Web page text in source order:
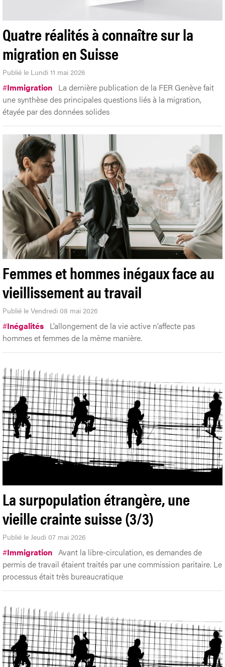
Quatre réalités à connaître sur la
migration en Suisse
Publié le Lundi 11 mai 2026
#Immigration La dernière publication de la FER Genève fait
une synthèse des principales questions liés à la migration,
étayée par des données solides
Femmes et hommes inégaux face au
vieillissement au travail
Publié le Vendredi 08 mai 2026
#Inégalités L’allongement de la vie active n’affecte pas
hommes et femmes de la même manière.
La surpopulation étrangère, une
vieille crainte suisse (3/3)
Publié le Jeudi 07 mai 2026
#Immigration Avant la libre-circulation, es demandes de
permis de travail étaient traités par une commission paritaire. Le
processus était très bureaucratique